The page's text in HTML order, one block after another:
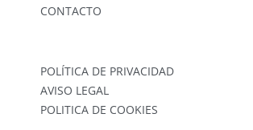
CONTACTO
POLÍTICA DE PRIVACIDAD
AVISO LEGAL
POLITICA DE COOKIES